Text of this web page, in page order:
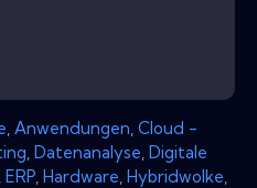
Anwendungen Cloud -
Datenanalyse Digitale
ERP Hardware Hybridwolke